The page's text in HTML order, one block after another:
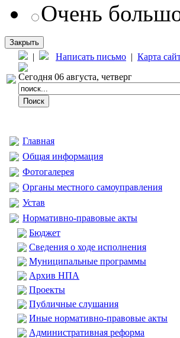
Очень
Закрыть
| Написать письмо | Карта
Сегодня 06 августа, четверг
Главная
Общая информация
Фотогалерея
Органы местного самоуправления
Устав
Нормативно-правовые акты
Бюджет
Сведения о ходе исполнения
Муниципальные программы
Архив НПА
Проекты
Публичные слушания
Иные нормативно-правовые акты
Административная реформа